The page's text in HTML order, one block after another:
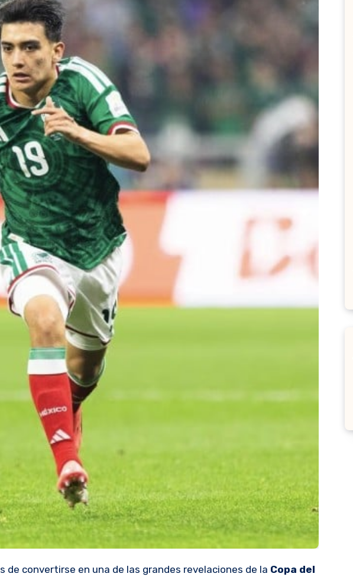
de convertirse en una de las grandes revelaciones de la Copa del